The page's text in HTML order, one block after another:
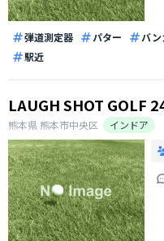
弾道測定器 パター バン
駅近
LAUGH SHOT GOLF
熊本県 熊本市中央区
インドア